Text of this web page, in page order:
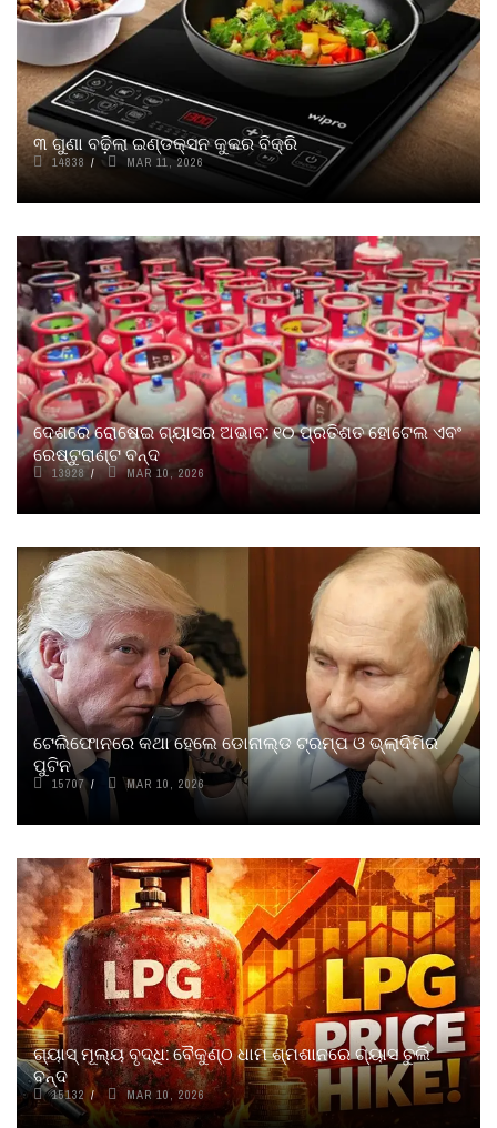
୩ ଗୁଣା ବଢ଼ିଲା ଇଣ୍ଡକ୍ସନ କୁକର ବିକ୍ରି
14838 MAR 11, 2026
ଦେଶରେ ରୋଷେଇ ଗ୍ୟାସର ଅଭାବ: ୧୦ ପ୍ରତିଶତ ହୋଟେଲ ଏବଂ
ରେଷ୍ଟୁରାଣ୍ଟ ବନ୍ଦ
13928 MAR 10, 2026
ଟେଲିଫୋନରେ କଥା ହେଲେ ଡୋନାଲ୍ଡ ଟ୍ରମ୍ପ ଓ ଭ୍ଲାଦିମିର
ପୁଟିନ
15707 MAR 10, 2026
ଗ୍ୟାସ୍ ମୂଲ୍ୟ ବୃଦ୍ଧି: ବୈକୁଣ୍ଠ ଧାମ ଶ୍ମଶାନରେ ଗ୍ୟାସ ଚୁଲି
ବନ୍ଦ
15132 MAR 10, 2026